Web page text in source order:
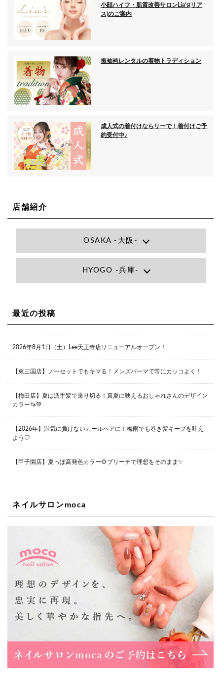
小顔ハイフ・肌質改善サロンLia’s(リア
ス)のご案内
振袖袴レンタルの着物トラディション
成人式の着付けならリーで！着付けご予
約受付中♪
店舗紹介
OSAKA -大阪-
Lee大阪店
大阪府大阪市北区小松原町1-27梅田エビスビル7F
Lee京橋店
大阪府大阪市都島区東野田町２丁目９－２３ 晃進ビル2F
06-6563-9091
Lee四ツ橋店
06-6537-9791
Lee上新庄Vita店
大阪市東淀川区瑞光1-4-1 カサデルドイ 2F
06-6195-3667
Lee東三国店
大阪市淀川区東三国4-8-11 大拓ハイツ6
HYOGO -兵庫-
兵庫県西宮市甲子園九番町1-2 フラットライフワーク1F
最近の投稿
2026年8月1日（土）Lee天王寺店リニューアルオープン！
【東三国店】ノーセットでもキマる！メンズパーマで常にカッコよく！
【梅田店】夏は派手髪で乗り切る！真夏に映えるおしゃれさんのデザイン
カラー🦄💚
【2026年】湿気に負けないカールヘアに！梅雨でも巻き髪キープを叶え
よう♡
【甲子園店】夏っぽ高発色カラー🌻ブリーチで理想をそのまま✨
ネイルサロンmoca